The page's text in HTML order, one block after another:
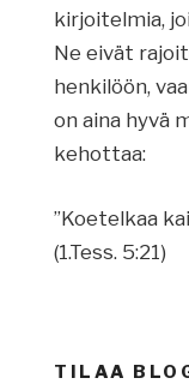
kirjoitelmia,
Ne eivät
henkilöön,
on aina hyvä
kehottaa:
”Koetelkaa
(1.Tess. 5:21)
TILAA